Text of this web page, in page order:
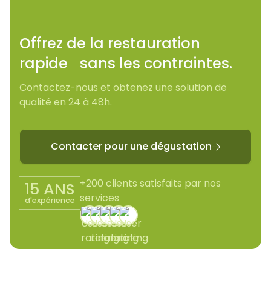
Offrez de la restauration
rapide sans les contraintes.
Contactez-nous et obtenez une solution de
qualité en 24 à 48h.
Contacter pour une dégustation
15 ANS
d'expérience
+200 clients satisfaits par nos
services